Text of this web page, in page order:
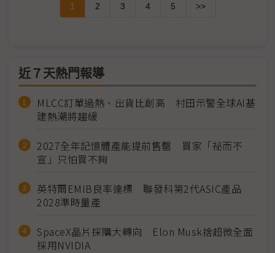
1 2 3 4 5 >>
近７天熱門報導
MLCC訂單過熱、出貨比創高 村田示警全球AI基
建熱潮將趨緩
2027全年記憶體產能提前售罄 買家「祕而不
宣」只怕買不夠
英特爾EMIB良率達標 聯發科第2代ASIC產品
2028準時量產
SpaceX晶片採購大轉向 Elon Musk捨超微全面
採用NVIDIA